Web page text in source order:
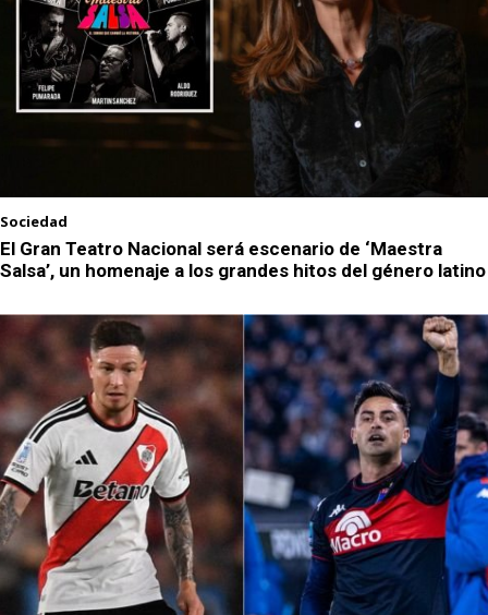
Sociedad
El Gran Teatro Nacional será escenario de ‘Maestra
Salsa’, un homenaje a los grandes hitos del género latino